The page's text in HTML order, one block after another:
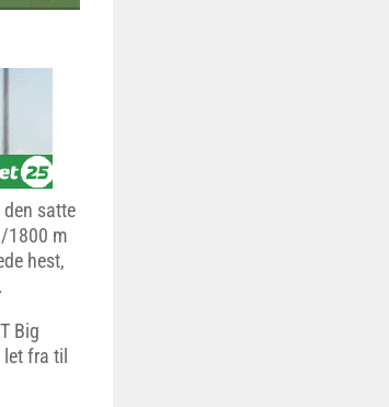
satte
1800 m
hest,
Big
fra til